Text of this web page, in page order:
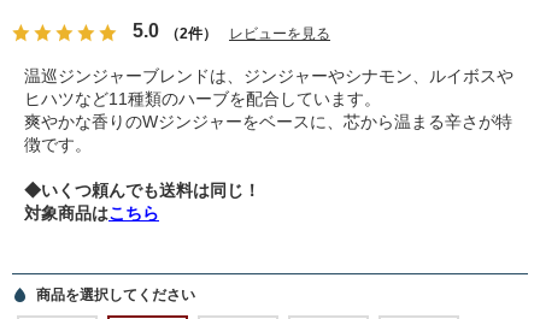
5.0 （2件） レビューを見る
温巡ジンジャーブレンドは、ジンジャーやシナモン、ルイボスや
ヒハツなど11種類のハーブを配合しています。
爽やかな香りのWジンジャーをベースに、芯から温まる辛さが特
徴です。
◆いくつ頼んでも送料は同じ！
対象商品はこちら
商品を選択してください